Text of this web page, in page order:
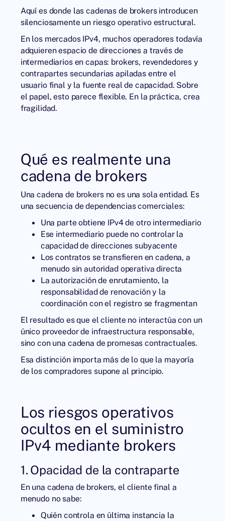
Aquí es donde las cadenas de brokers introducen
silenciosamente un riesgo operativo estructural.
En los mercados IPv4, muchos operadores todavía
adquieren espacio de direcciones a través de
intermediarios en capas: brokers, revendedores y
contrapartes secundarias apiladas entre el
usuario final y la fuente real de capacidad. Sobre
el papel, esto parece flexible. En la práctica, crea
fragilidad.
Qué es realmente una
cadena de brokers
Una cadena de brokers no es una sola entidad. Es
una secuencia de dependencias comerciales:
Una parte obtiene IPv4 de otro intermediario
Ese intermediario puede no controlar la
capacidad de direcciones subyacente
Los contratos se transfieren en cadena, a
menudo sin autoridad operativa directa
La autorización de enrutamiento, la
responsabilidad de renovación y la
coordinación con el registro se fragmentan
El resultado es que el cliente no interactúa con un
único proveedor de infraestructura responsable,
sino con una cadena de promesas contractuales.
Esa distinción importa más de lo que la mayoría
de los compradores supone al principio.
Los riesgos operativos
ocultos en el suministro
IPv4 mediante brokers
1. Opacidad de la contraparte
En una cadena de brokers, el cliente final a
menudo no sabe:
Quién controla en última instancia la